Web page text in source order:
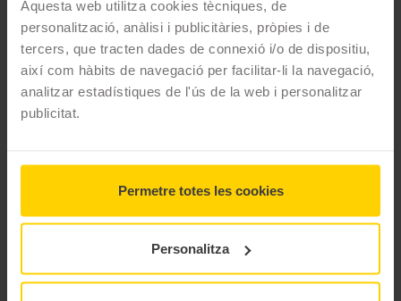
Aquesta web utilitza cookies tècniques, de
personalització, anàlisi i publicitàries, pròpies i de
tercers, que tracten dades de connexió i/o de dispositiu,
així com hàbits de navegació per facilitar-li la navegació,
analitzar estadístiques de l'ús de la web i personalitzar
publicitat.
Permetre totes les cookies
Personalitza
Street, perquè cada viatge mereix ser excepcional.
CARACTERÍSTIQUES TÈCNIQUES
Marca
Carretera
Tipus
Urbano